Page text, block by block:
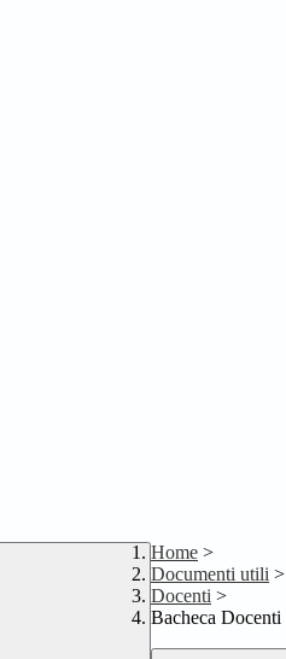
Home >
Documenti utili >
Docenti >
Bacheca Docenti